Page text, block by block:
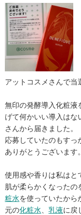
アットコスメさんで当
無印の発酵導入化粧液
げて何かいい導入はな
さんから届きました。
応募していたのもすっ
ありがとうございます。
使用感や香りは私はと
肌が柔らかくなったの
粧水を使っていたから
元の化粧水 乳液に戻